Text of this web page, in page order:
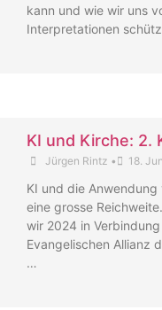
kann und wie wir uns
Interpretationen
KI und Kirche: 2.
Jürgen Rintz • 18.
KI und die
eine grosse
wir 2024 in
Evangelischen Allianz
…